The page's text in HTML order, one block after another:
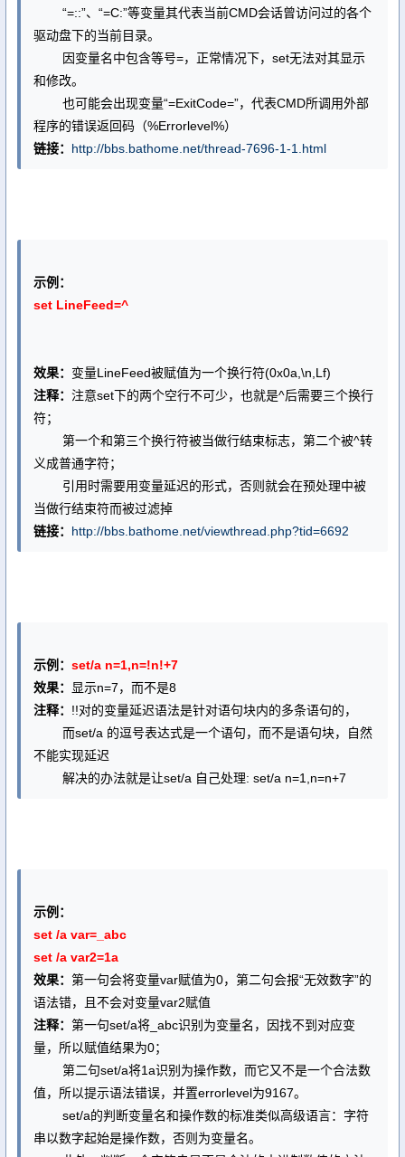
“=::”、“=C:”等变量其代表当前CMD会话曾访问过的各个
驱动盘下的当前目录。
因变量名中包含等号=，正常情况下，set无法对其显示
和修改。
也可能会出现变量“=ExitCode=”，代表CMD所调用外部
程序的错误返回码（%Errorlevel%）
链接： http://bbs.bathome.net/thread-7696-1-1.html
示例：
set LineFeed=^
效果： 变量LineFeed被赋值为一个换行符(0x0a,\n,Lf)
注释： 注意set下的两个空行不可少，也就是^后需要三个换行
符；
第一个和第三个换行符被当做行结束标志，第二个被^转
义成普通字符；
引用时需要用变量延迟的形式，否则就会在预处理中被
当做行结束符而被过滤掉
链接： http://bbs.bathome.net/viewthread.php?tid=6692
示例： set/a n=1,n=!n!+7
效果：
显示n=7，而不是8
注释： !!对的变量延迟语法是针对语句块内的多条语句的，
而set/a 的逗号表达式是一个语句，而不是语句块，自然
不能实现延迟
解决的办法就是让set/a 自己处理: set/a n=1,n=n+7
示例：
set /a var=_abc
set /a var2=1a
效果： 第一句会将变量var赋值为0，第二句会报“无效数字”的
语法错，且不会对变量var2赋值
注释： 第一句set/a将_abc识别为变量名，因找不到对应变
量，所以赋值结果为0；
第二句set/a将1a识别为操作数，而它又不是一个合法数
值，所以提示语法错误，并置errorlevel为9167。
set/a的判断变量名和操作数的标准类似高级语言：字符
串以数字起始是操作数，否则为变量名。